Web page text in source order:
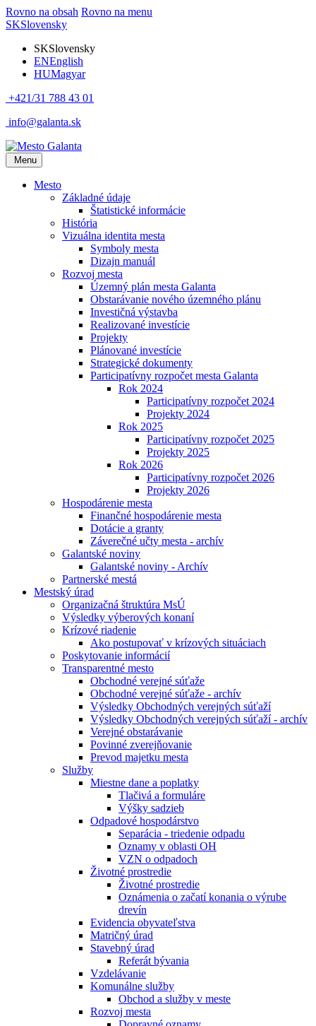
Rovno na obsah Rovno na menu
SKSlovensky
SKSlovensky
ENEnglish
HUMagyar
+421/31 788 43 01
info@galanta.sk
Menu
Mesto
Základné údaje
Štatistické informácie
História
Vizuálna identita mesta
Symboly mesta
Dizajn manuál
Rozvoj mesta
Územný plán mesta Galanta
Obstarávanie nového územného plánu
Investičná výstavba
Realizované investície
Projekty
Plánované investície
Strategické dokumenty
Participatívny rozpočet mesta Galanta
Rok 2024
Participatívny rozpočet 2024
Projekty 2024
Rok 2025
Participatívny rozpočet 2025
Projekty 2025
Rok 2026
Participatívny rozpočet 2026
Projekty 2026
Hospodárenie mesta
Finančné hospodárenie mesta
Dotácie a granty
Záverečné učty mesta - archív
Galantské noviny
Galantské noviny - Archív
Partnerské mestá
Mestský úrad
Organizačná štruktúra MsÚ
Výsledky výberových konaní
Krízové riadenie
Ako postupovať v krízových situáciach
Poskytovanie informácií
Transparentné mesto
Obchodné verejné súťaže
Obchodné verejné súťaže - archív
Výsledky Obchodných verejných súťaží
Výsledky Obchodných verejných súťaží - archív
Verejné obstarávanie
Povinné zverejňovanie
Prevod majetku mesta
Služby
Miestne dane a poplatky
Tlačivá a formuláre
Výšky sadzieb
Odpadové hospodárstvo
Separácia - triedenie odpadu
Oznamy v oblasti OH
VZN o odpadoch
Životné prostredie
Životné prostredie
Oznámenia o začatí konania o výrube
drevín
Evidencia obyvateľstva
Matričný úrad
Stavebný úrad
Referát bývania
Vzdelávanie
Komunálne služby
Obchod a služby v meste
Rozvoj mesta